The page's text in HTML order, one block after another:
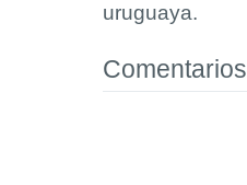
uruguaya.
Comentarios